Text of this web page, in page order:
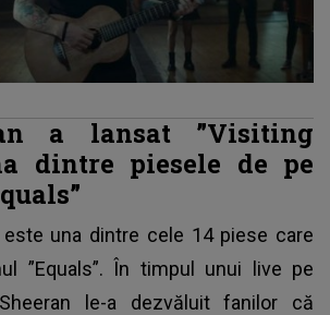
a lansat ”Visiting
dintre piesele de pe
este una dintre cele 14 piese care
”Equals”. În timpul unui live pe
le-a dezvăluit fanilor că